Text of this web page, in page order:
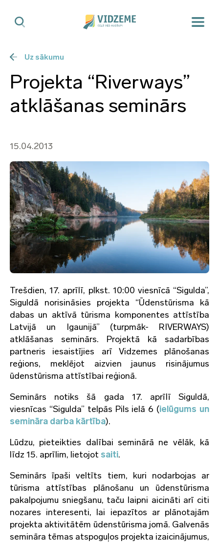
Uz sākumu
Projekta “Riverways”
atklāšanas seminārs
15.04.2013
Trešdien, 17. aprīlī, plkst. 10:00 viesnīcā “Sigulda”,
Siguldā norisināsies projekta “Ūdenstūrisma kā
dabas un aktīvā tūrisma komponentes attīstība
Latvijā un Igaunijā” (turpmāk- RIVERWAYS)
atklāšanas seminārs. Projektā kā sadarbības
partneris iesaistījies arī Vidzemes plānošanas
reģions, meklējot aizvien jaunus risinājumus
ūdenstūrisma attīstībai reģionā.
Seminārs notiks šā gada 17. aprīlī Siguldā,
viesnīcas “Sigulda” telpās Pils ielā 6 (ielūgums un
semināra darba kārtība).
Lūdzu, pieteikties dalībai seminārā ne vēlāk, kā
līdz 15. aprīlim, lietojot saiti.
Seminārs īpaši veltīts tiem, kuri nodarbojas ar
tūrisma attīstības plānošanu un ūdenstūrisma
pakalpojumu sniegšanu, taču laipni aicināti arī citi
nozares interesenti, lai iepazītos ar plānotajām
projekta aktivitātēm ūdenstūrisma jomā. Galvenās
semināra tēmas atspoguļos projekta izaicinājumus,